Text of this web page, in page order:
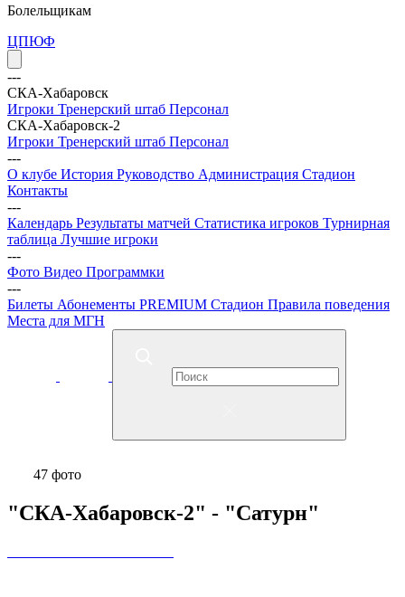
Болельщикам
ЦПЮФ
---
СКА-Хабаровск
Игроки Тренерский штаб Персонал
СКА-Хабаровск-2
Игроки Тренерский штаб Персонал
---
О клубе История Руководство Администрация Стадион
Контакты
---
Календарь Результаты матчей Статистика игроков Турнирная
таблица Лучшие игроки
---
Фото Видео Программки
---
Билеты Абонементы PREMIUM Стадион Правила поведения
Места для МГН
47 фото
"СКА-Хабаровск-2" - "Сатурн"